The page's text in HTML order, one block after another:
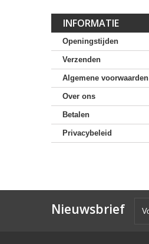
INFORMATIE
Openingstijden
Verzenden
Algemene voorwaarden
Over ons
Betalen
Privacybeleid
Nieuwsbrief